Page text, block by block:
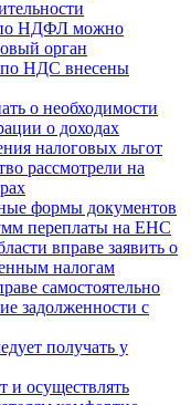
НДФЛ можно
орган
НДС внесены
о необходимости
о доходах
налоговых льгот
рассмотрели на
формы документов
переплаты на ЕНС
вправе заявить о
налогам
самостоятельно
задолженности с
получать у
и осуществлять